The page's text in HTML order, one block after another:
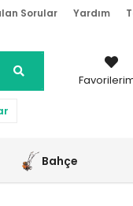
Sorular Yardım
Bahçe